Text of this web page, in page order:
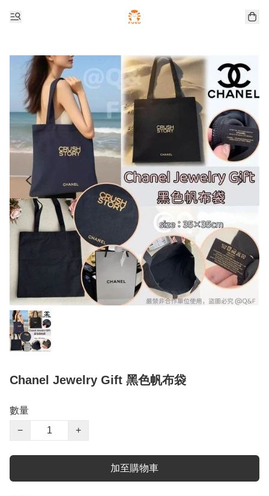
Chanel Jewelry Gift 黑色帆布袋
數量
−
+
加至購物車